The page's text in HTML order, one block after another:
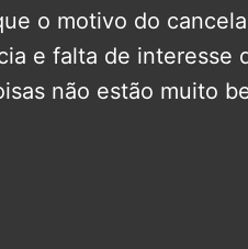
o motivo do
e falta de interesse
não estão muito